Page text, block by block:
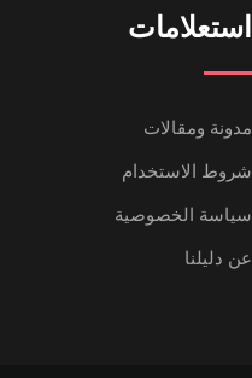
استعلامات
مدونة ومقالات
شروط الاستخدام
سياسة الخصوصية
عن دليلنا